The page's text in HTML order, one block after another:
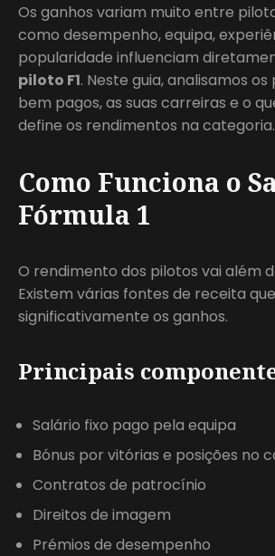
Os ganhos variam muito entre
como desempenho, equipa,
popularidade influenciam
piloto F1. Neste guia, analisamos
bem pagos, as suas carreiras e o
define os rendimentos na categoria.
Como Funciona o
Fórmula 1
O rendimento dos pilotos vai além
Existem várias fontes de receita
significativamente os ganhos.
Principais
Salário fixo pago pela equipa
Bónus por vitórias e posições no
Contratos de patrocínio
Direitos de imagem
Prémios de desempenho